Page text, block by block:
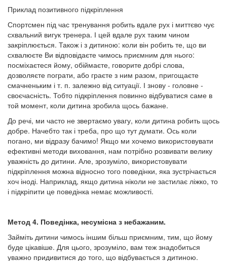
Приклад позитивного підкріплення
Спортсмен під час тренування робить вдале рух і миттєво чує
схвальний вигук тренера. І цей вдале рух таким чином
закріплюється. Також і з дитиною: коли він робить те, що ви
схвалюєте Ви відповідаєте чимось приємним для нього:
посміхаєтеся йому, обіймаєте, говорите добрі слова,
дозволяєте пограти, або граєте з ним разом, пригощаєте
смачненьким і т. п. залежно від ситуації. І знову - головне -
своєчасність. Тобто підкріплення повинно відбуватися саме в
той момент, коли дитина зробила щось бажане.
До речі, ми часто не звертаємо увагу, коли дитина робить щось
добре. Начебто так і треба, про що тут думати. Ось коли
погано, ми відразу бачимо! Якщо ми хочемо використовувати
ефективні методи виховання, нам потрібно розвивати велику
уважність до дитини. Але, зрозуміло, використовувати
підкріплення можна відносно того поведінки, яка зустрічається
хоч іноді. Наприклад, якщо дитина ніколи не застилає ліжко, то
і підкріпити це поведінка немає можливості.
Метод 4. Поведінка, несумісна з небажаним.
Займіть дитини чимось іншим більш приємним, тим, що йому
буде цікавіше. Для цього, зрозуміло, вам теж знадобиться
уважно придивитися до того, що відбувається з дитиною.